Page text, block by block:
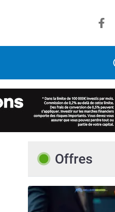
Offres